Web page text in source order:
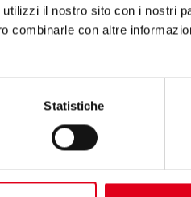
il nostro sito con i nostri
combinarle con altre
Statistiche